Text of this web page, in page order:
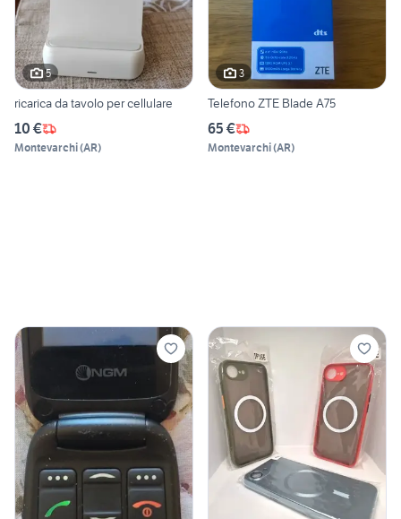
5
ricarica da tavolo per cellulare
10 €
Montevarchi(AR)
3
Telefono ZTE Blade A75
65 €
Montevarchi(AR)